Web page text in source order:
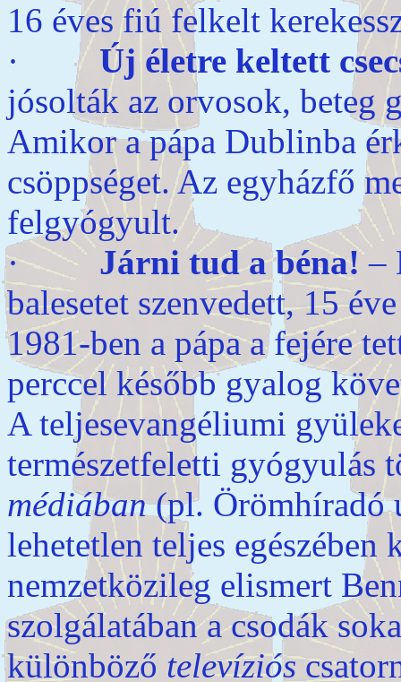
16 éves fiú felkelt
· Új életre keltett
jósolták az orvosok, beteg
Amikor a pápa Dublinba
csöppséget. Az egyházfő
felgyógyult.
· Járni tud a béna!–
balesetet szenvedett, 15
1981-ben a pápa a fejére
perccel később gyalog
A teljesevangéliumi
természetfeletti gyógyulás
médiában(pl. Örömhíradó
lehetetlen teljes
nemzetközileg elismert
szolgálatában a csodák
különböző televíziós